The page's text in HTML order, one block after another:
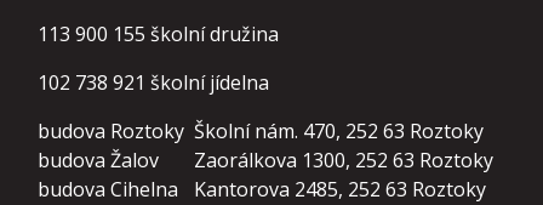
113 900 155 školní družina
102 738 921 školní jídelna
budova Roztoky Školní nám. 470, 252 63 Roztoky
budova Žalov
Zaorálkova 1300, 252 63 Roztoky
budova Cihelna
Kantorova 2485, 252 63 Roztoky